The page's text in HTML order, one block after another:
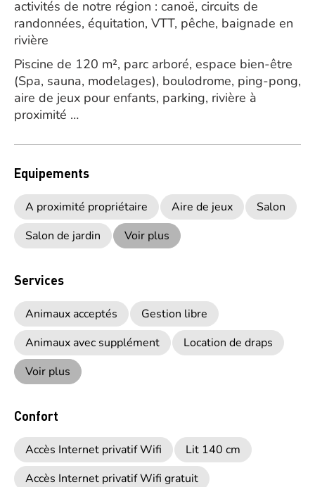
activités de notre région : canoë, circuits de
randonnées, équitation, VTT, pêche, baignade en
rivière
Piscine de 120 m², parc arboré, espace bien-être
(Spa, sauna, modelages), boulodrome, ping-pong,
aire de jeux pour enfants, parking, rivière à
proximité …
Equipements
A proximité propriétaire Aire de jeux
Salon
Salon de jardin
Voir plus
Services
Animaux acceptés
Gestion libre
Animaux avec supplément
Location de draps
Voir plus
Confort
Accès Internet privatif Wifi
Lit 140 cm
Accès Internet privatif Wifi gratuit